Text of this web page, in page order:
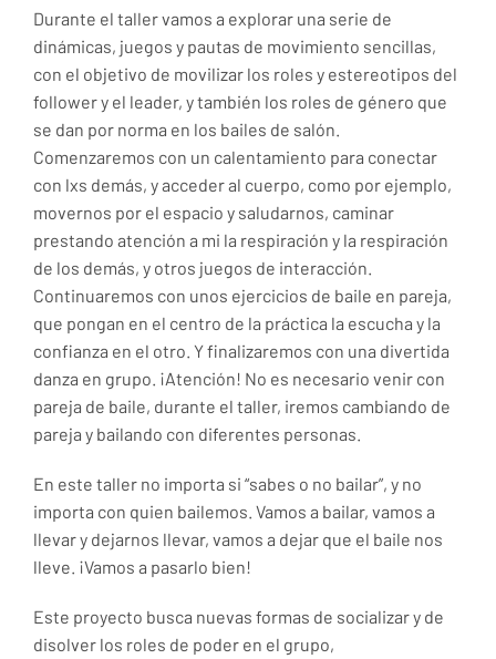
Durante el taller vamos a explorar una serie de
dinámicas, juegos y pautas de movimiento sencillas,
con el objetivo de movilizar los roles y estereotipos del
follower y el leader, y también los roles de género que
se dan por norma en los bailes de salón.
Comenzaremos con un calentamiento para conectar
con lxs demás, y acceder al cuerpo, como por ejemplo,
movernos por el espacio y saludarnos, caminar
prestando atención a mi la respiración y la respiración
de los demás, y otros juegos de interacción.
Continuaremos con unos ejercicios de baile en pareja,
que pongan en el centro de la práctica la escucha y la
confianza en el otro. Y finalizaremos con una divertida
danza en grupo. ¡Atención! No es necesario venir con
pareja de baile, durante el taller, iremos cambiando de
pareja y bailando con diferentes personas.
En este taller no importa si “sabes o no bailar”, y no
importa con quien bailemos. Vamos a bailar, vamos a
llevar y dejarnos llevar, vamos a dejar que el baile nos
lleve. ¡Vamos a pasarlo bien!
Este proyecto busca nuevas formas de socializar y de
disolver los roles de poder en el grupo,